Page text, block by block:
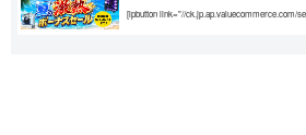
[lpbutton link="//ck.jp.ap.valuecommerce.com/